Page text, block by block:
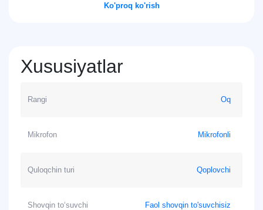
Ko'proq ko'rish
Xususiyatlar
Rangi Oq
Mikrofon Mikrofonli
Quloqchin turi Qoplovchi
Shovqin to‘suvchi Faol shovqin to'suvchisiz